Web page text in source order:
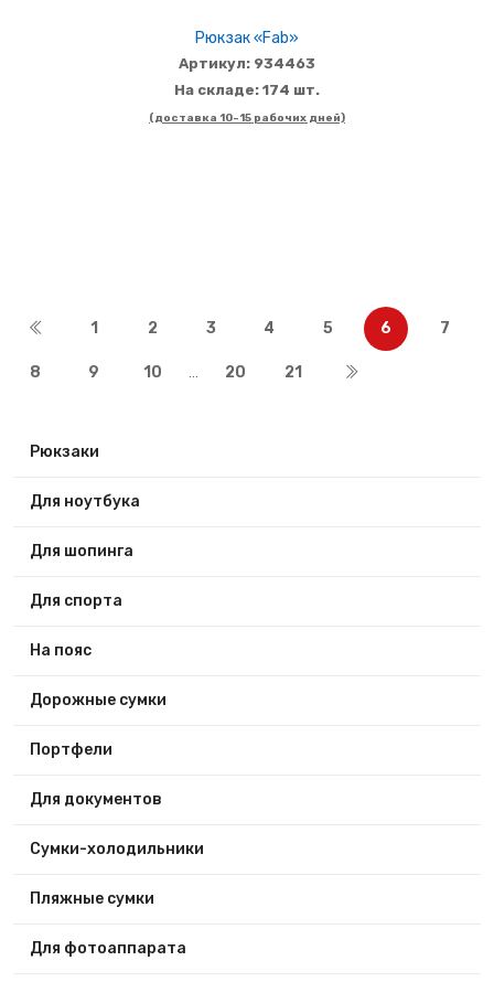
Рюкзаки
Для ноутбука
Для шопинга
Для спорта
На пояс
Дорожные сумки
Портфели
Для документов
Сумки-холодильники
Пляжные сумки
Для фотоаппарата
Рюкзак «Fab»
Артикул: 934463
На складе: 174 шт.
(доставка 10-15 рабочих дней)
1 2 3 4 5 6 7
8 9 10 ... 20 21